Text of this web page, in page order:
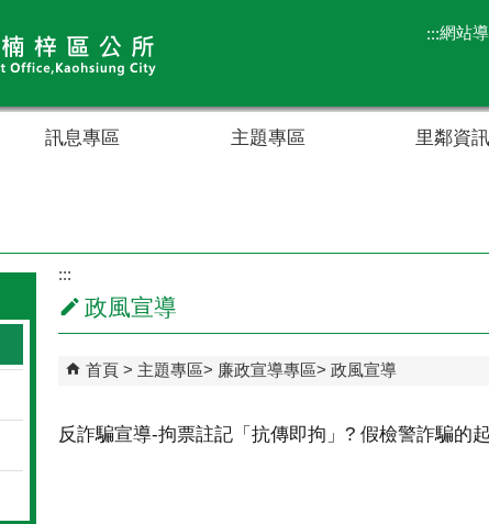
:::網站
訊息專區 主題專區 里鄰資訊
:::
政風宣導
首頁 主題專區 廉政宣導專區 政風宣導
反詐騙宣導-拘票註記「抗傳即拘」? 假檢警詐騙的